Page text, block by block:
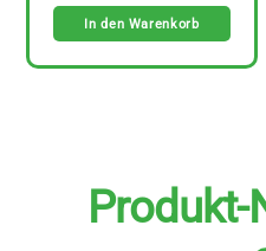
In den Warenkorb
Produkt-